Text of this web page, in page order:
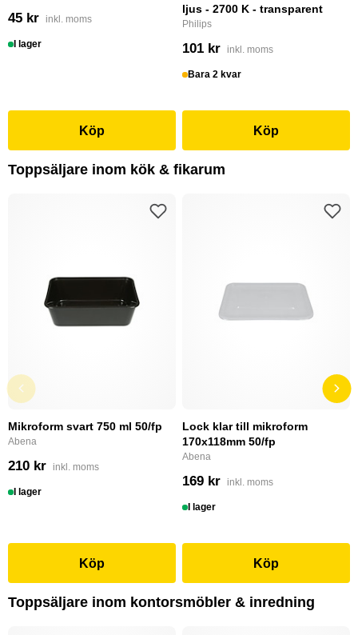
45 kr inkl. moms
I lager
Köp
ljus - 2700 K - transparent
Philips
101 kr inkl. moms
Bara 2 kvar
Köp
Toppsäljare inom kök & fikarum
Mikroform svart 750 ml 50/fp
Abena
210 kr inkl. moms
I lager
Köp
Lock klar till mikroform
170x118mm 50/fp
Abena
169 kr inkl. moms
I lager
Köp
Toppsäljare inom kontorsmöbler & inredning